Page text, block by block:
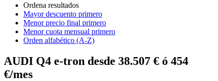
Ordena resultados
Mayor descuento primero
Menor precio final primero
Menor cuota mensual primero
Orden alfabético (A-Z)
AUDI Q4 e-tron desde 38.507 € ó 454
€/mes